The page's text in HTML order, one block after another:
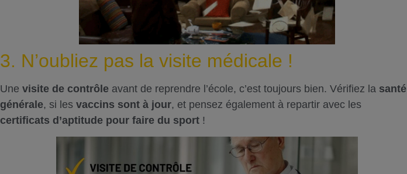
3. N’oubliez pas la visite médicale !
Une visite de contrôle avant de reprendre l’école, c’est toujours bien. Vérifiez la santé
générale, si les vaccins sont à jour, et pensez également à repartir avec les
certificats d’aptitude pour faire du sport !